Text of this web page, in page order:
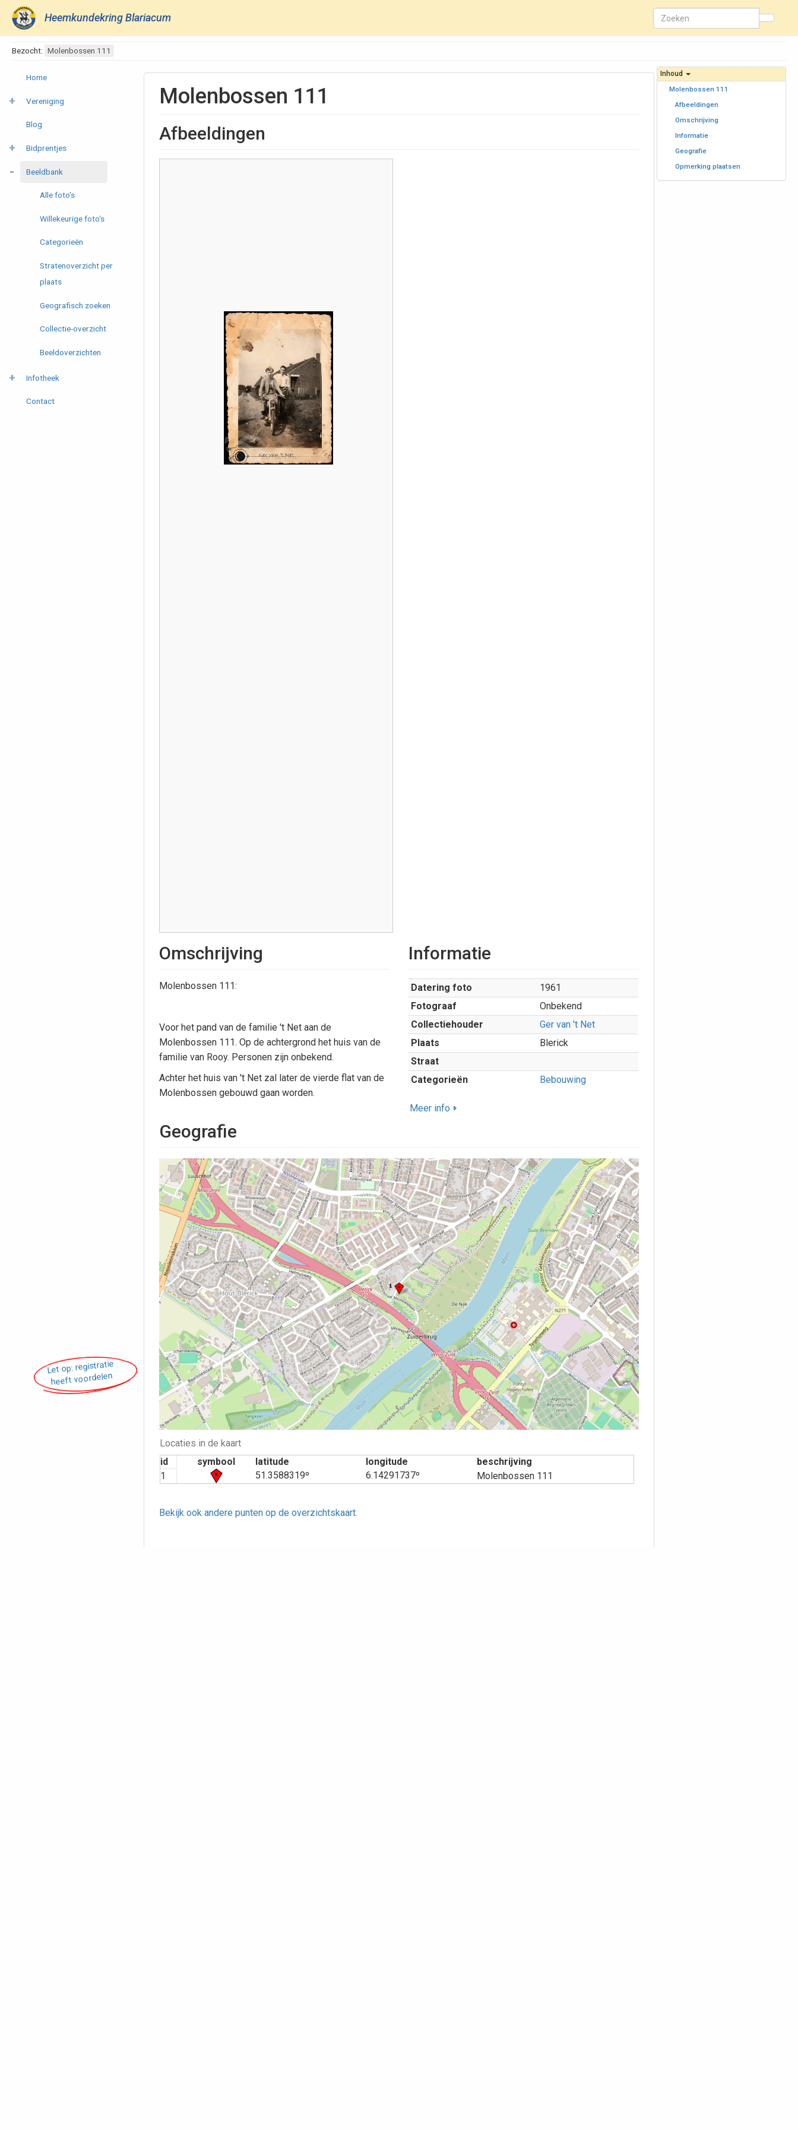
Heemkundekring Blariacum
Let op: registratie
heeft voordelen
Bezocht: Molenbossen 111
Home
Vereniging
Blog
Bidprentjes
Beeldbank
Alle foto's
Willekeurige foto's
Categorieën
Stratenoverzicht per
plaats
Geografisch zoeken
Collectie-overzicht
Beeldoverzichten
Infotheek
Contact
Molenbossen 111
Afbeeldingen
Omschrijving
Molenbossen 111:
Voor het pand van de familie 't Net aan de
Molenbossen 111. Op de achtergrond het huis van de
familie van Rooy. Personen zijn onbekend.
Achter het huis van 't Net zal later de vierde flat van de
Molenbossen gebouwd gaan worden.
Informatie
Datering foto
1961
Fotograaf
Onbekend
Collectiehouder
Ger van 't Net
Plaats
Blerick
Straat
Categorieën
Bebouwing
Meer info
Geografie
Locaties in de kaart
id
symbool latitude longitude
beschrijving
1
51.3588319º 6.14291737º Molenbossen 111
Bekijk ook andere punten op de overzichtskaart.
Inhoud
Molenbossen 111
Afbeeldingen
Omschrijving
Informatie
Geografie
Opmerking plaatsen